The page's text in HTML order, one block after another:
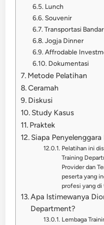
Lunch
Souvenir
Transportasi
Jogja Dinner
Affrodable
Dokumentasi
Metode Pelatihan
Ceramah
Diskusi
Study Kasus
Praktek
Siapa
Pelatihan ini
Training
Provider dan
peserta yang
profesi yang
Apa Istimewanya
Department?
Lembaga